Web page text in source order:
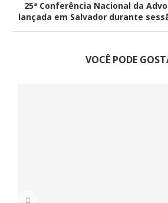
25ª Conferência Nacional da
lançada em Salvador durante
VOCÊ PODE